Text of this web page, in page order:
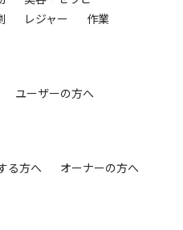
レジャー 作業
ユーザーの方へ
る方へ オーナーの方へ